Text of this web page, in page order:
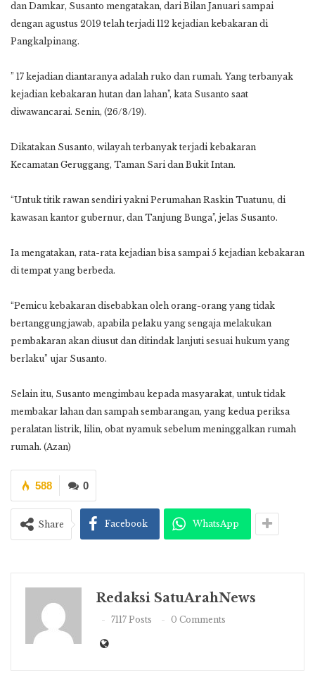
dan Damkar, Susanto mengatakan, dari Bilan Januari sampai
dengan agustus 2019 telah terjadi 112 kejadian kebakaran di
Pangkalpinang.
” 17 kejadian diantaranya adalah ruko dan rumah. Yang terbanyak
kejadian kebakaran hutan dan lahan”, kata Susanto saat
diwawancarai. Senin, (26/8/19).
Dikatakan Susanto, wilayah terbanyak terjadi kebakaran
Kecamatan Geruggang, Taman Sari dan Bukit Intan.
“Untuk titik rawan sendiri yakni Perumahan Raskin Tuatunu, di
kawasan kantor gubernur, dan Tanjung Bunga”, jelas Susanto.
Ia mengatakan, rata-rata kejadian bisa sampai 5 kejadian kebakaran
di tempat yang berbeda.
“Pemicu kebakaran disebabkan oleh orang-orang yang tidak
bertanggungjawab, apabila pelaku yang sengaja melakukan
pembakaran akan diusut dan ditindak lanjuti sesuai hukum yang
berlaku” ujar Susanto.
Selain itu, Susanto mengimbau kepada masyarakat, untuk tidak
membakar lahan dan sampah sembarangan, yang kedua periksa
peralatan listrik, lilin, obat nyamuk sebelum meninggalkan rumah
rumah. (Azan)
0
588
Share Facebook WhatsApp
Redaksi SatuArahNews
7117 Posts 0 Comments